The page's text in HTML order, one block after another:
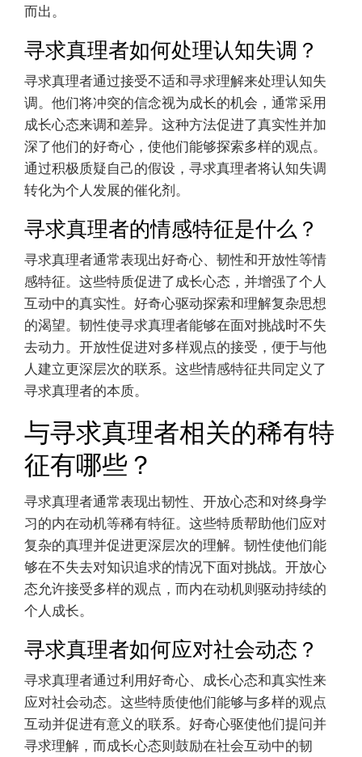
而出。
寻求真理者如何处理认知失调？
寻求真理者通过接受不适和寻求理解来处理认知失
调。他们将冲突的信念视为成长的机会，通常采用
成长心态来调和差异。这种方法促进了真实性并加
深了他们的好奇心，使他们能够探索多样的观点。
通过积极质疑自己的假设，寻求真理者将认知失调
转化为个人发展的催化剂。
寻求真理者的情感特征是什么？
寻求真理者通常表现出好奇心、韧性和开放性等情
感特征。这些特质促进了成长心态，并增强了个人
互动中的真实性。好奇心驱动探索和理解复杂思想
的渴望。韧性使寻求真理者能够在面对挑战时不失
去动力。开放性促进对多样观点的接受，便于与他
人建立更深层次的联系。这些情感特征共同定义了
寻求真理者的本质。
与寻求真理者相关的稀有特
征有哪些？
寻求真理者通常表现出韧性、开放心态和对终身学
习的内在动机等稀有特征。这些特质帮助他们应对
复杂的真理并促进更深层次的理解。韧性使他们能
够在不失去对知识追求的情况下面对挑战。开放心
态允许接受多样的观点，而内在动机则驱动持续的
个人成长。
寻求真理者如何应对社会动态？
寻求真理者通过利用好奇心、成长心态和真实性来
应对社会动态。这些特质使他们能够与多样的观点
互动并促进有意义的联系。好奇心驱使他们提问并
寻求理解，而成长心态则鼓励在社会互动中的韧